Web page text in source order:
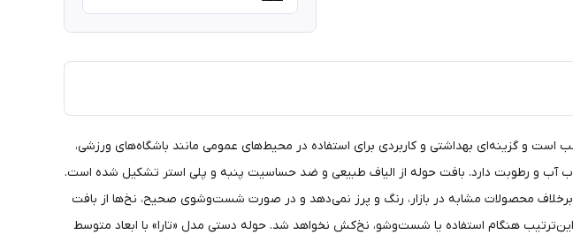
و گزینه‌ای بهداشتی و کاربردی برای استفاده در محیط‌های عمومی مانند باشگاه‌های ورزشی،
آب و رطوبت دارد. بافت حوله از الیاف طبیعی و ضد حساسیت پنبه و پلی استر تشکیل شده است.
برخلاف محصولات مشابه در بازار، رنگ و پرز نمی‌دهد و در صورت شست‌و‌شوی صحیح، نخ‌ها از بافت
هنگام استفاده یا شست‌وشو، نخ‌کش نخواهد شد. حوله دستی مدل «تارا» با ابعاد متوسط